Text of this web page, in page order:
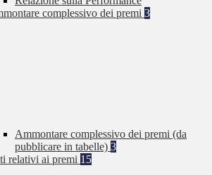
complessivo dei premi 3
Ammontare complessivo dei premi (da
pubblicare in tabelle) 3
relativi ai premi 15